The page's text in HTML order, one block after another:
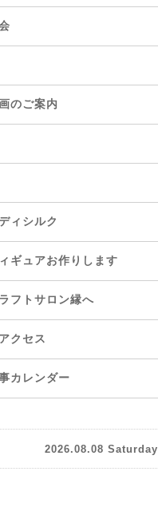
のご案内
ィシルク
ギュアお作りします
フトサロン縁へ
クセス
カレンダー
2026.08.08 Saturday